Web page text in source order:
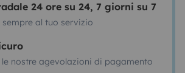
24 ore su 24, 7 giorni su 7
al tuo servizio
nostre agevolazioni di pagamento